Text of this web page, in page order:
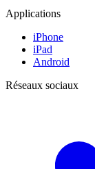
Applications
iPhone
iPad
Android
Réseaux sociaux